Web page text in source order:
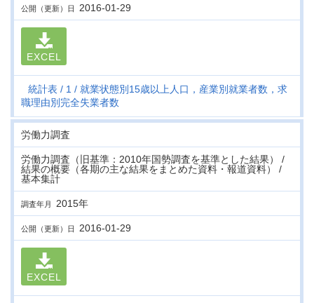
公開（更新）日 2016-01-29
EXCEL
統計表 1
就業状態別15歳以上人口，産業別就業者数，求
職理由別完全失業者数
労働力調査
労働力調査（旧基準：2010年国勢調査を基準とした結果） /
結果の概要（各期の主な結果をまとめた資料・報道資料） /
基本集計
調査年月 2015年
公開（更新）日 2016-01-29
EXCEL